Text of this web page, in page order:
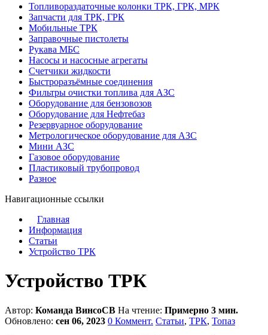
Топливораздаточные колонки ТРК, ГРК, МРК
Запчасти для ТРК, ГРК
Мобильные ТРК
Заправочные пистолеты
Рукава МБС
Насосы и насосные агрегаты
Счетчики жидкости
Быстроразъёмные соединения
Фильтры очистки топлива для АЗС
Оборудование для бензовозов
Оборудование для Нефтебаз
Резервуарное оборудование
Метрологическое оборудование для АЗС
Мини АЗС
Газовое оборудование
Пластиковый трубопровод
Разное
Навигационные ссылки
Главная
Информация
Статьи
Устройство ТРК
Устройство ТРК
Автор: Команда ВинсоСВ На чтение: Примерно 3 мин.
Обновлено: сен 06, 2023 0 Коммент. Статьи, ТРК, Топаз